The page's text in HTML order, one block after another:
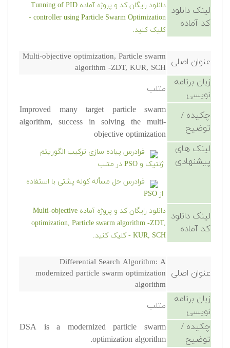
لینک دانلود
کد آماده
دانلود رایگان کد و پروژه آماده Tunning of PID
controller using Particle Swarm Optimization -
کلیک کنید.
عنوان اصلی Multi-objective optimization, Particle swarm
algorithm -ZDT, KUR, SCH
زبان برنامه
نویسی
متلب
چکیده /
توضیح
Improved many target particle swarm
algorithm, success in solving the multi-
objective optimization
لینک های
پیشنهادی
فرادرس پیاده سازی ترکیب الگوریتم
ژنتیک و PSO در متلب
فرادرس حل مسأله کوله پشتی با استفاده
از PSO
لینک دانلود
کد آماده
دانلود رایگان کد و پروژه آماده Multi-objective
optimization, Particle swarm algorithm -ZDT,
KUR, SCH - کلیک کنید.
عنوان اصلی
Differential Search Algorithm: A
modernized particle swarm optimization
algorithm
زبان برنامه
نویسی
متلب
چکیده /
توضیح
DSA is a modernized particle swarm
optimization algorithm.